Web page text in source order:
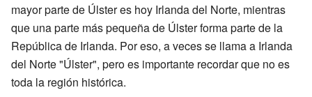
mayor parte de Úlster es hoy Irlanda del Norte, mientras
que una parte más pequeña de Úlster forma parte de la
República de Irlanda. Por eso, a veces se llama a Irlanda
del Norte "Úlster", pero es importante recordar que no es
toda la región histórica.